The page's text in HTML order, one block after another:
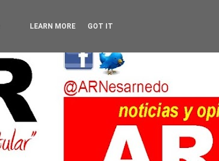
LEARN MORE GOT IT